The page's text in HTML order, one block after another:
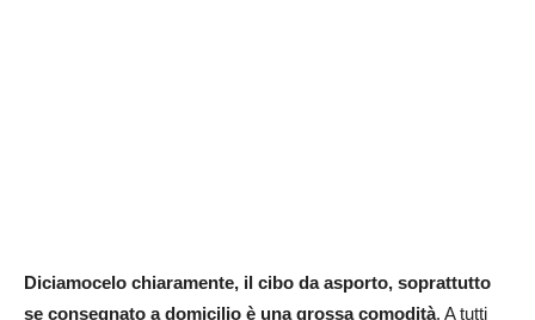
Diciamocelo chiaramente, il cibo da asporto, soprattutto
se consegnato a domicilio è una grossa comodità. A tutti